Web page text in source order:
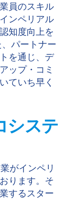
員のスキル
ンペリアル
知度向上を
パートナー
を通じ、デ
ップ・コミ
ていち早く
システ
がインペリ
ります。そ
するスター